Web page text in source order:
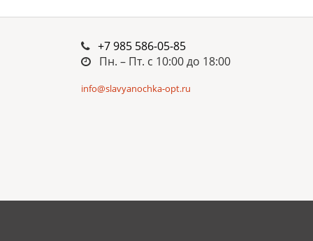
+7 985 586-05-85
Пн. – Пт. c 10:00 до 18:00
info@slavyanochka-opt.ru